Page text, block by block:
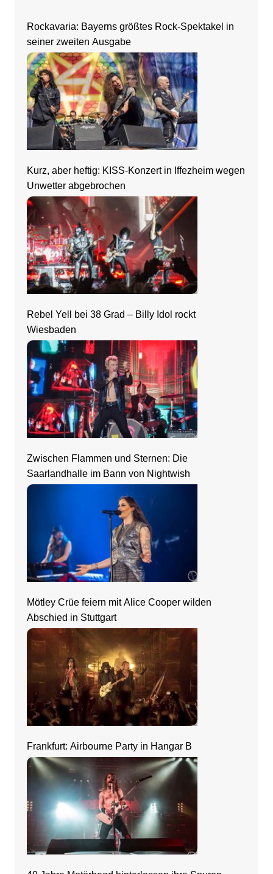
Rockavaria: Bayerns größtes Rock-Spektakel in
seiner zweiten Ausgabe
Kurz, aber heftig: KISS-Konzert in Iffezheim wegen
Unwetter abgebrochen
Rebel Yell bei 38 Grad – Billy Idol rockt
Wiesbaden
Zwischen Flammen und Sternen: Die
Saarlandhalle im Bann von Nightwish
Mötley Crüe feiern mit Alice Cooper wilden
Abschied in Stuttgart
Frankfurt: Airbourne Party in Hangar B